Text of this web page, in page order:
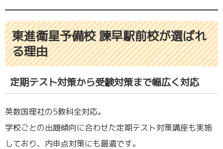
東進衛星予備校 諫早駅前校が選ばれ
る理由
定期テスト対策から受験対策まで幅広く対応
英数国理社の5教科全対応。
学校ごとの出題傾向に合わせた定期テスト対策講座も実施
しており、内申点対策にも最適です。